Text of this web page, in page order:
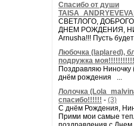
Спасибо от души
СВЕТЛОГО,
ДНЕМ РОЖДЕНИЯ,
Arnusha!!! Пусть
Любочка (laplared),
подружка моя!!!!!!!!!!!
Поздравляю Ниночку
днём рождения ...
Лолочка
спасибо!!!!!! - (3)
С днём Рождения,
Прими мои самые